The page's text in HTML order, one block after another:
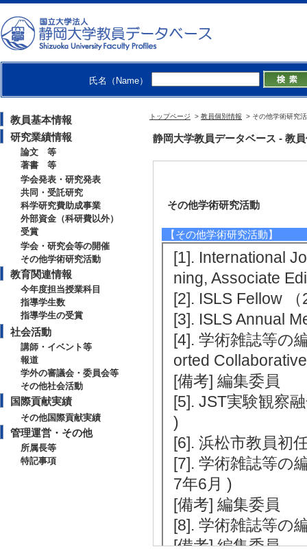
氏名（Name）
教員基本情報
研究業績情報
論文 等
著書 等
学会発表・研究発表
共同・受託研究
科学研究費助成事業
外部資金（科研費以外）
受賞
学会・研究会等の開催
その他学術研究活動
教育関連情報
今年度担当授業科目
指導学生数
指導学生の受賞
社会活動
講師・イベント等
報道
学外の審議会・委員会等
その他社会活動
国際貢献実績
その他国際貢献実績
管理運営・その他
所属長等
特記事項
トップページ > 教員個別情報 > その他学術研究
静岡大学教員データベース - 教
その他学術研究活動
【その他学術研究活動】
[1]. International
ning, Associate
[2]. ISLS Fellow
[3]. ISLS Annual
[4]. 学術雑誌等の
orted
[備考] 編集委員
[5]. JST実験観察
)
[6]. 浜松市教員初
[7]. 学術雑誌等の
7年6月 )
[備考] 編集委員
[8]. 学術雑誌等の
[備考] 編集委員